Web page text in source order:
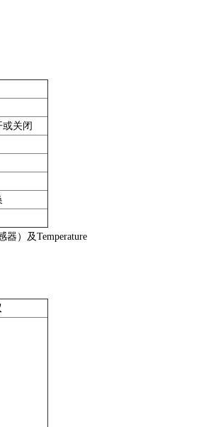
关闭
器）及Temperature